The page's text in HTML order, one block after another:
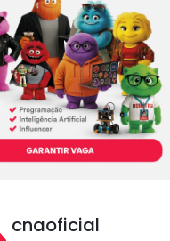
cnaoficial